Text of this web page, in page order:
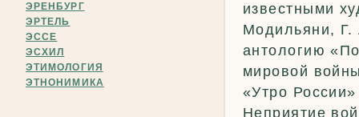
ЭРЕНБУРГ
ЭРТЕЛЬ
ЭССЕ
ЭСХИЛ
ЭТИМОЛОГИЯ
ЭТНОНИМИКА
известными
Модильяни, Г.
антологию
мировой
«Утро
Неприятие